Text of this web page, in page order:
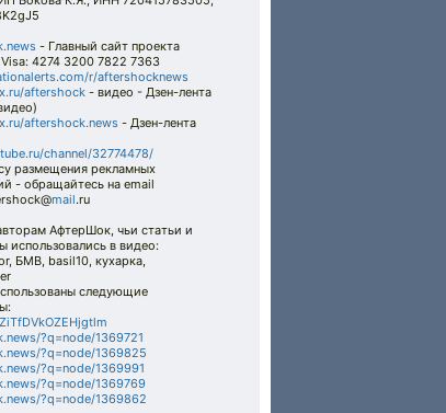
- Главный сайт проекта
4274 3200 7822 7363
r/aftershocknews
aftershock - видео - Дзен-лента
aftershock.news - Дзен-лента
channel/32774478/
размещения рекламных
- обращайтесь на email
mail.ru
АфтерШок, чьи статьи и
использовались в видео:
БМВ, basil10, кухарка,
следующие
?q=node/1369721
?q=node/1369825
?q=node/1369991
?q=node/1369769
?q=node/1369862